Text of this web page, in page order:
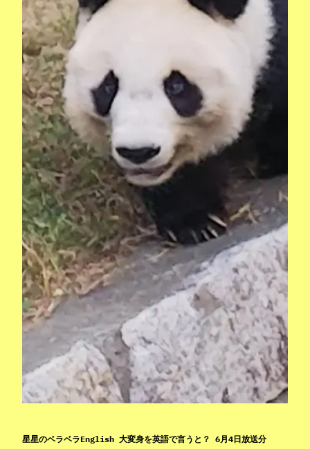
星星のベラベラEnglish 大変身を英語で言うと？ 6月4日放送分